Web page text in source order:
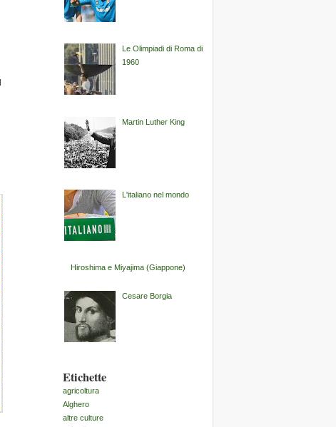
Le Olimpiadi di Roma di
1960
Martin Luther King
L'italiano nel mondo
Hiroshima e Miyajima (Giappone)
Cesare Borgia
Etichette
agricoltura
Alghero
altre culture